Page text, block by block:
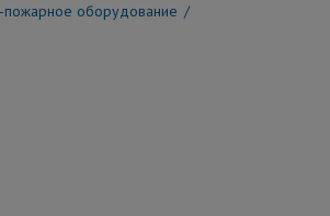
пожарное оборудование